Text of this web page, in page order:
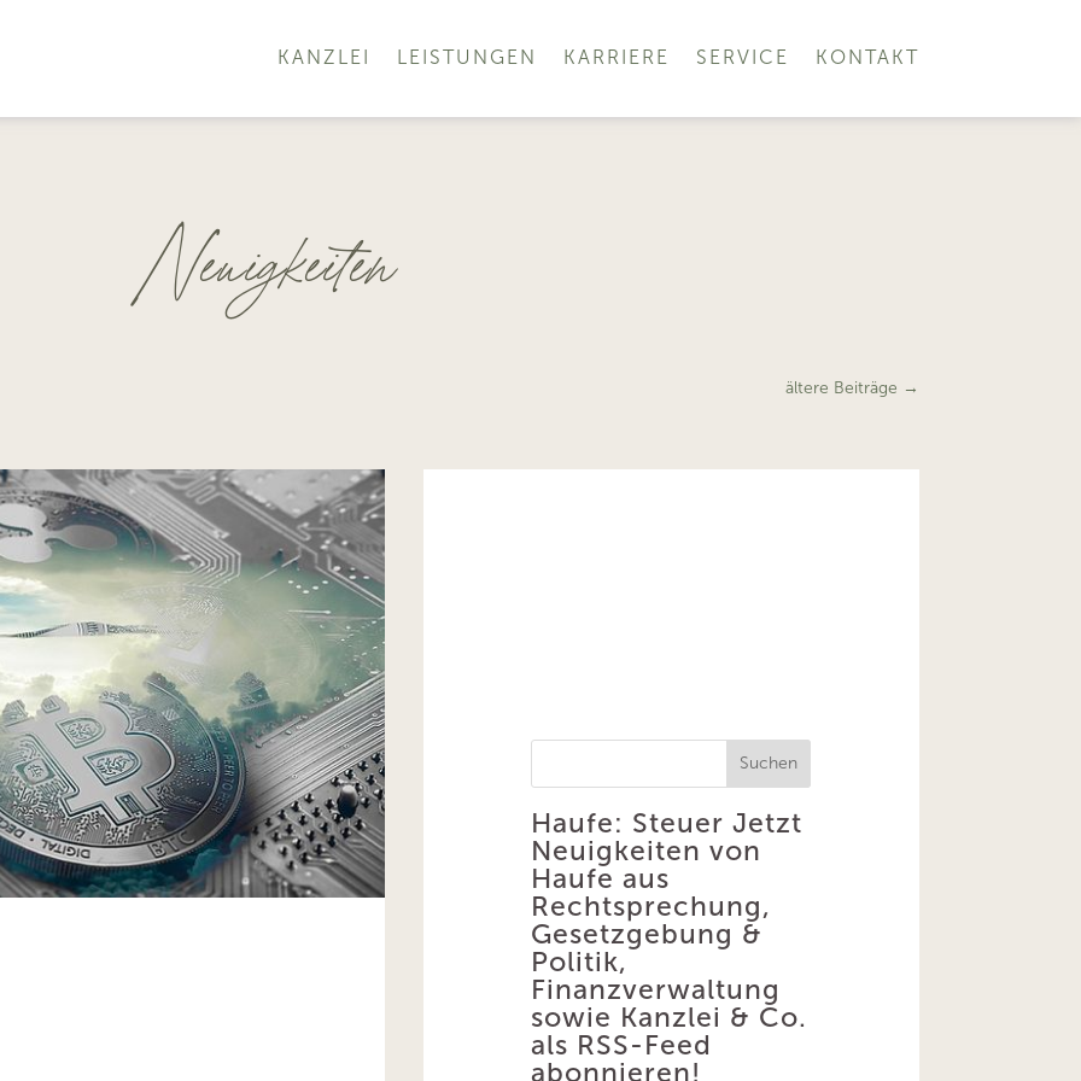
KANZLEI LEISTUNGEN KARRIERE SERVICE KONTAKT
Neuigkeiten
ältere Beiträge →
Suchen
Haufe: Steuer Jetzt
Neuigkeiten von
Haufe aus
Rechtsprechung,
Gesetzgebung &
Politik,
Finanzverwaltung
sowie Kanzlei & Co.
als RSS-Feed
abonnieren!